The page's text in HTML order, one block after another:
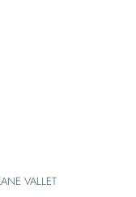
VALLET